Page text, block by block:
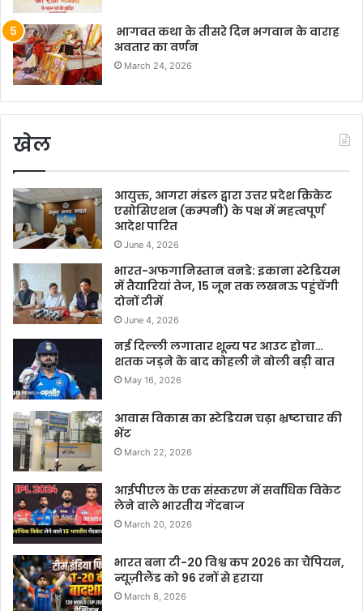
भागवत कथा के तीसरे दिन भगवान के वाराह
अवतार का वर्णन
March 24, 2026
खेल
आयुक्त, आगरा मंडल द्वारा उत्तर प्रदेश क्रिकेट
एसोसिएशन (कम्पनी) के पक्ष में महत्वपूर्ण
आदेश पारित
June 4, 2026
भारत-अफगानिस्तान वनडे: इकाना स्टेडियम
में तैयारियां तेज, 15 जून तक लखनऊ पहुंचेंगी
दोनों टीमें
June 4, 2026
नई दिल्ली लगातार शून्य पर आउट होना…
शतक जड़ने के बाद कोहली ने बोली बड़ी बात
May 16, 2026
आवास विकास का स्टेडियम चढ़ा भ्रष्टाचार की
भेंट
March 22, 2026
आईपीएल के एक संस्करण में सर्वाधिक विकेट
लेने वाले भारतीय गेंदबाज
March 20, 2026
भारत बना टी-20 विश्व कप 2026 का चैंपियन,
न्यूज़ीलैंड को 96 रनों से हराया
March 8, 2026